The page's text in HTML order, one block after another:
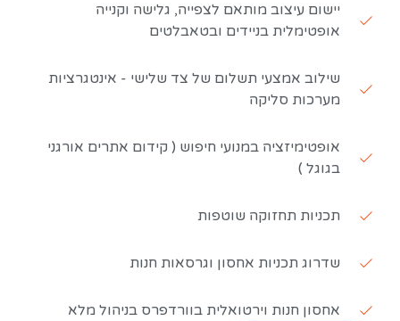
יישום עיצוב מותאם לצפייה, גלישה וקנייה
אופטימלית בניידים ובטאבלטים
שילוב אמצעי תשלום של צד שלישי - אינטגרציות
מערכות סליקה
אופטימיזציה במנועי חיפוש ( קידום אתרים אורגני
בגוגל )
תכניות תחזוקה שוטפות
שדרוג תכניות אחסון וגרסאות חנות
אחסון חנות וירטואלית בוורדפרס בניהול מלא